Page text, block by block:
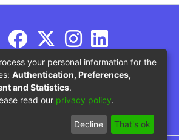
de Educación
your personal information for the
Authentication, Preferences,
and Statistics.
read our privacy policy.
Decline That's ok